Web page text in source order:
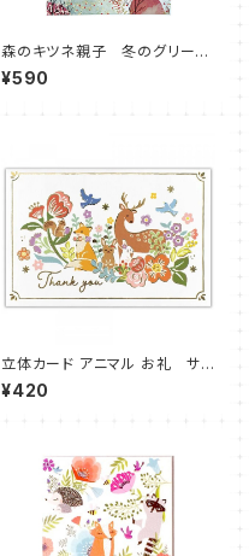
森のキツネ親子 冬のグリーテ
ィングカード クリスマス Ro
ger la Borde 英国
¥590
立体カード アニマル お礼 サン
キューカード Thank You
¥420